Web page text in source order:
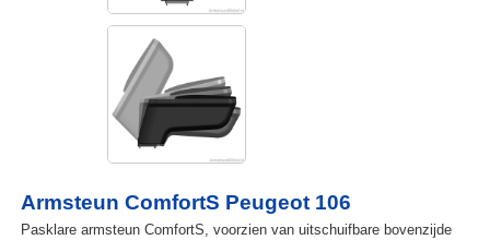
Armsteun ComfortS Peugeot 106
Pasklare armsteun ComfortS, voorzien van uitschuifbare bovenzijde